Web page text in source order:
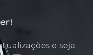
e seja